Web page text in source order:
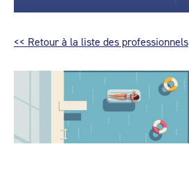
<< Retour à la liste des professionnels